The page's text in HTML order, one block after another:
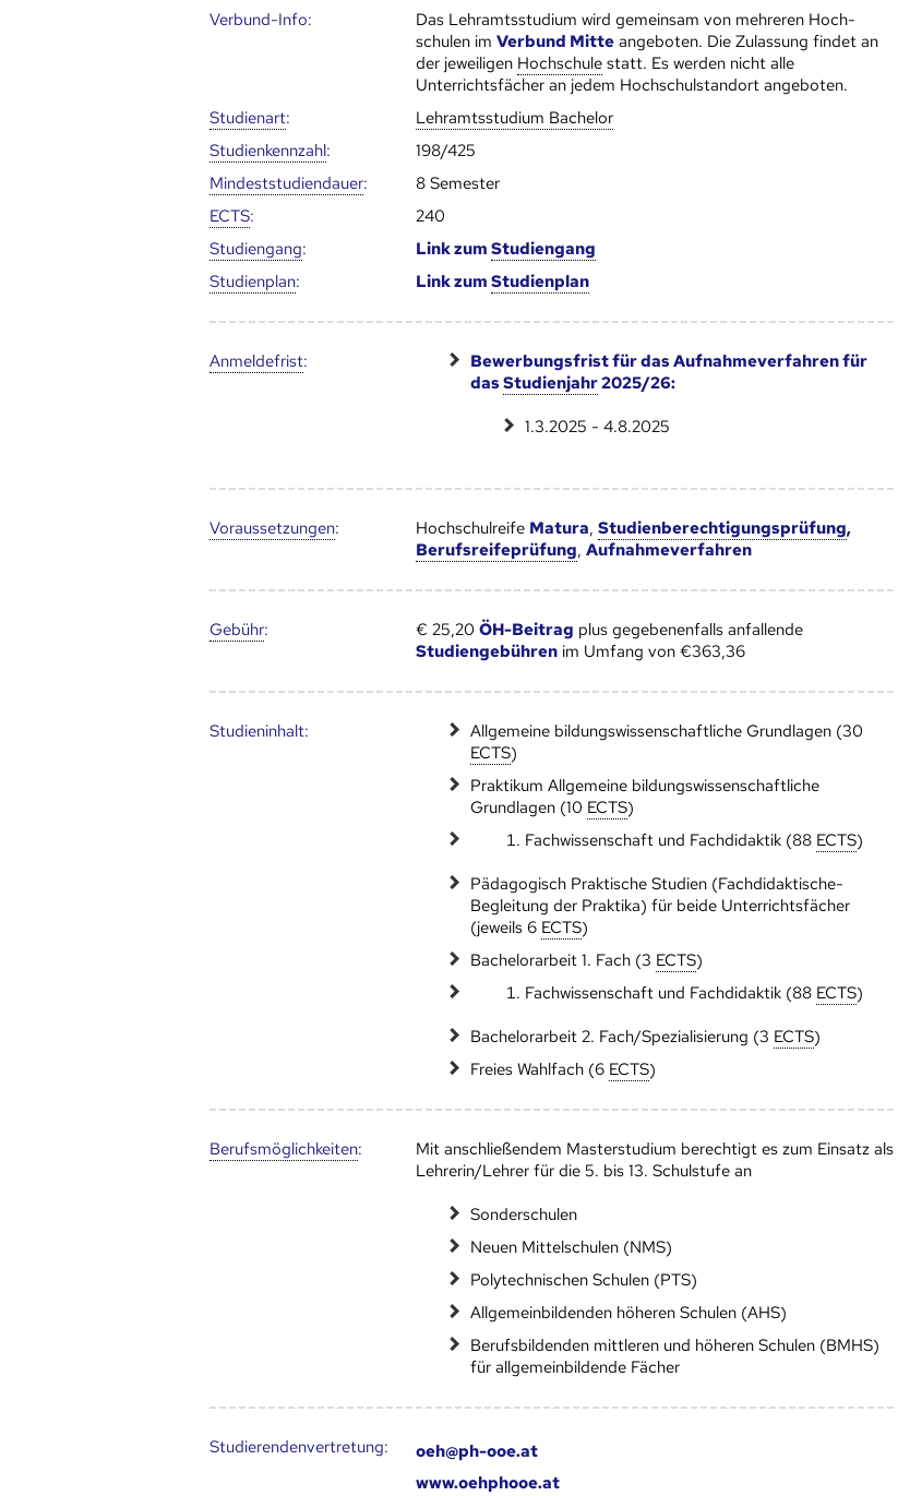
Verbund-Info:
Das Lehramtsstudium wird gemeinsam von mehreren Hoch­
schulen im Verbund Mitteangeboten. Die Zulassung findet an
der jeweiligen Hoch­schulestatt. Es werden nicht alle
Unterrichtsfächer an jedem Hochschulstandort angeboten.
Studienart:
Lehramtsstudium Bachelor
Studien­kenn­zahl:
198/425
Mindest­studien­dauer:
8 Semester
ECTS:
240
Studien­gang: Link zum Studien­gang
Studien­plan: Link zum Studien­plan
Anmelde­frist:
Bewerbungsfrist für das Aufnahmeverfahren für
dasStudienjahr2025/26:
1.3.2025 - 4.8.2025
Voraus­setzungen: Hochschulreife Matura, Studienberechtigungsprüfung,
Berufsreifeprüfung, Aufnahmeverfahren
Gebühr: € 25,20 ÖH-Beitrag plus gegebenenfalls anfallende
Studiengebührenim Umfang von €363,36
Studien­inhalt:
Allgemeine bildungswissenschaftliche Grundlagen (30
ECTS)
Praktikum Allgemeine bildungswissenschaftliche
Grundlagen (10 ECTS)
Fachwissenschaft und Fachdidaktik (88 ECTS)
Pädagogisch Praktische Studien (Fachdidaktische-
Begleitung der Praktika) für beide Unterrichtsfächer
(jeweils 6 ECTS)
Bachelorarbeit 1. Fach (3 ECTS)
Fachwissenschaft und Fachdidaktik (88 ECTS)
Bachelorarbeit 2. Fach/Spezialisierung (3 ECTS)
Freies Wahlfach (6 ECTS)
Berufs­möglich­keiten:
Mit anschließendem Masterstudium berechtigt es zum Einsatz als
Lehrerin/Lehrer für die 5. bis 13. Schulstufe an
Sonderschulen
Neuen Mittelschulen (NMS)
Polytechnischen Schulen (PTS)
Allgemeinbildenden höheren Schulen (AHS)
Berufsbildenden mittleren und höheren Schulen (BMHS)
für allgemeinbildende Fächer
Studierendenvertretung:
oeh@ph-ooe.at
www.oehphooe.at